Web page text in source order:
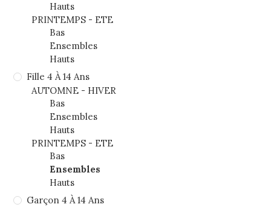
Hauts
PRINTEMPS - ETE
Bas
Ensembles
Hauts
Fille 4 À 14 Ans
AUTOMNE - HIVER
Bas
Ensembles
Hauts
PRINTEMPS - ETE
Bas
Ensembles
Hauts
Garçon 4 À 14 Ans